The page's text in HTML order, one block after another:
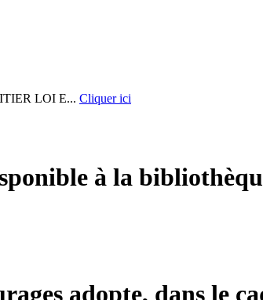
LOI E... Cliquer ici
à la
adopte, dans le